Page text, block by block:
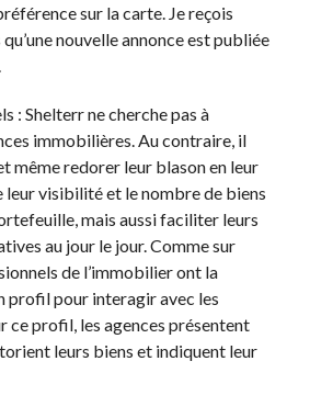
sur la carte. Je reçois
nouvelle annonce est publiée
: Shelterr ne cherche pas à
immobilières. Au contraire, il
même redorer leur blason en leur
leur visibilité et le nombre de biens
mais aussi faciliter leurs
au jour le jour. Comme sur
de l’immobilier ont la
profil pour interagir avec les
ce profil, les agences présentent
leurs biens et indiquent leur